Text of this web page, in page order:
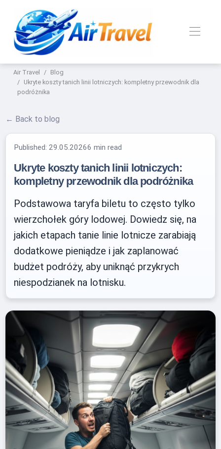
Air Travel
Blog
Ukryte koszty tanich linii lotniczych: kompletny przewodnik dla
podróżnika
← Back to blog
Published:29.05.20266 min read
Ukryte koszty tanich linii lotniczych:
kompletny przewodnik dla podróżnika
Podstawowa taryfa biletu to często tylko
wierzchołek góry lodowej. Dowiedz się, na
jakich etapach tanie linie lotnicze zarabiają
dodatkowe pieniądze i jak zaplanować
budżet podróży, aby uniknąć przykrych
niespodzianek na lotnisku.